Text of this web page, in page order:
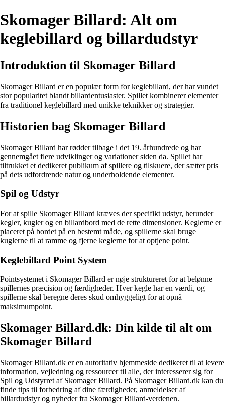
Skomager Billard: Alt om
keglebillard og billardudstyr
Introduktion til Skomager Billard
Skomager Billard er en populær form for keglebillard, der har vundet
stor popularitet blandt billardentusiaster. Spillet kombinerer elementer
fra traditionel keglebillard med unikke teknikker og strategier.
Historien bag Skomager Billard
Skomager Billard har rødder tilbage i det 19. århundrede og har
gennemgået flere udviklinger og variationer siden da. Spillet har
tiltrukket et dedikeret publikum af spillere og tilskuere, der sætter pris
på dets udfordrende natur og underholdende elementer.
Spil og Udstyr
For at spille Skomager Billard kræves der specifikt udstyr, herunder
kegler, kugler og en billardbord med de rette dimensioner. Keglerne er
placeret på bordet på en bestemt måde, og spillerne skal bruge
kuglerne til at ramme og fjerne keglerne for at optjene point.
Keglebillard Point System
Pointsystemet i Skomager Billard er nøje struktureret for at belønne
spillernes præcision og færdigheder. Hver kegle har en værdi, og
spillerne skal beregne deres skud omhyggeligt for at opnå
maksimumpoint.
Skomager Billard.dk: Din kilde til alt om
Skomager Billard
Skomager Billard.dk er en autoritativ hjemmeside dedikeret til at levere
information, vejledning og ressourcer til alle, der interesserer sig for
Spil og Udstyrret af Skomager Billard. På Skomager Billard.dk kan du
finde tips til forbedring af dine færdigheder, anmeldelser af
billardudstyr og nyheder fra Skomager Billard-verdenen.